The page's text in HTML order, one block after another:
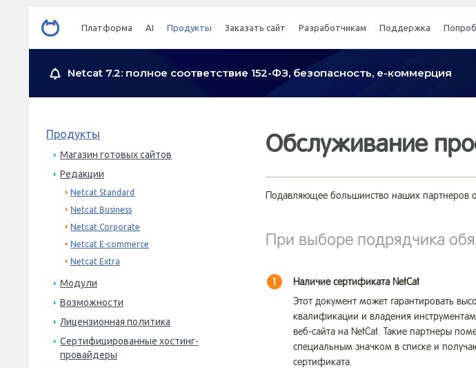
Платформа AI Продукты Заказать сайт Разработчикам Поддержка
Netcat 7.2: полное соответствие 152-ФЗ, безопасность, е-коммерция
Продукты
Магазин готовых сайтов
Редакции
Netcat Standard
Netcat Business
Netcat Corporate
Netcat E-commerce
Netcat Extra
Модули
Возможности
Лицензионная политика
Сертифицированные хостинг-
провайдеры
Обслуживание
Подавляющее большинство наших партнеров
При выборе подрядчика
1
Наличие сертификата NetCat
Этот документ может гарантировать
квалификации и владения
веб-сайта на NetCat. Такие партнеры
специальным значком в списке и
сертификата.